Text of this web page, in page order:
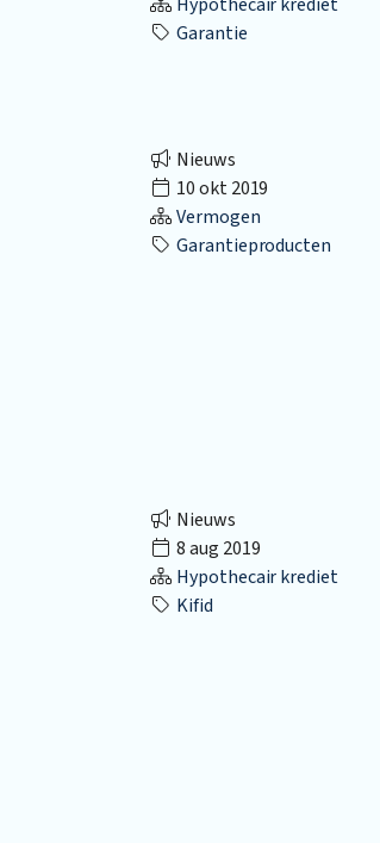
Garantie
Nieuws
10 okt 2019
Vermogen
Garantieproducten
Nieuws
8 aug 2019
Hypothecair krediet
Kifid